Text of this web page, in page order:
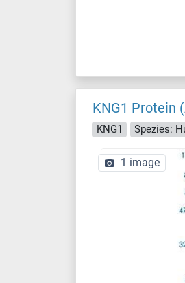
KNG1 Protein
KNG1 Spezies:
1 image